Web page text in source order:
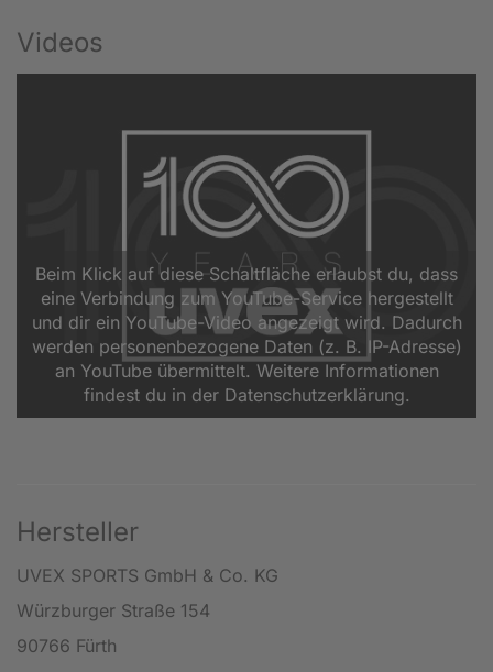
Videos
Beim Klick auf diese Schaltfläche erlaubst du, dass
eine Verbindung zum YouTube-Service hergestellt
und dir ein YouTube-Video angezeigt wird. Dadurch
werden personenbezogene Daten (z. B. IP-Adresse)
an YouTube übermittelt. Weitere Informationen
findest du in der Datenschutzerklärung.
Hersteller
UVEX SPORTS GmbH & Co. KG
Würzburger Straße 154
90766 Fürth